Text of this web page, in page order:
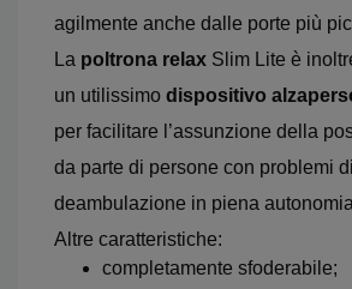
agilmente anche dalle porte più
La poltrona relax Slim Lite è
un utilissimo dispositivo
per facilitare l’assunzione della
da parte di persone con problemi di
deambulazione in piena
Altre caratteristiche:
completamente sfoderabile;